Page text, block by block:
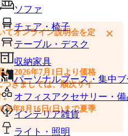
ソファ
チェア・椅子
テーブル・デスク
収納家具
パーソナルブース・集中
オフィスアクセサリー・備
インテリア雑貨
ライト・照明
、カートに追加できます
てオンライン説明会を定
2026年7月1日より価格
きましては、順次サイ
。
年8月16日(日)まで夏季
×